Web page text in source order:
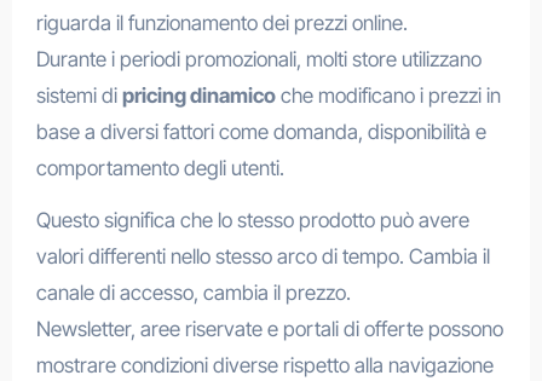
riguarda il funzionamento dei prezzi online.
Durante i periodi promozionali, molti store utilizzano
sistemi di pricing dinamicoche modificano i prezzi in
base a diversi fattori come domanda, disponibilità e
comportamento degli utenti.
Questo significa che lo stesso prodotto può avere
valori differenti nello stesso arco di tempo. Cambia il
canale di accesso, cambia il prezzo.
Newsletter, aree riservate e portali di offerte possono
mostrare condizioni diverse rispetto alla navigazione